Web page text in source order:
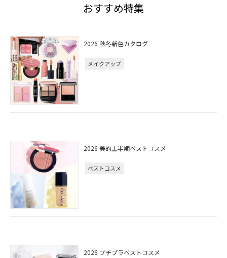
おすすめ特集
2026 秋冬新色カタログ
メイクアップ
2026 美的上半期ベストコスメ
ベストコスメ
2026 プチプラベストコスメ